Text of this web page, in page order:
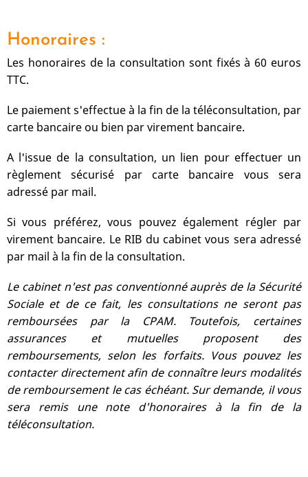
Honoraires :
Les honoraires de la consultation sont fixés à 60 euros
TTC.
Le paiement s'effectue à la fin de la téléconsultation, par
carte bancaire ou bien par virement bancaire.
A l'issue de la consultation, un lien pour effectuer un
règlement sécurisé par carte bancaire vous sera
adressé par mail.
Si vous préférez, vous pouvez également régler par
virement bancaire. Le RIB du cabinet vous sera adressé
par mail à la fin de la consultation.
Le cabinet n'est pas conventionné auprès de la Sécurité
Sociale et de ce fait, les consultations ne seront pas
remboursées par la CPAM. Toutefois, certaines
assurances et mutuelles proposent des
remboursements, selon les forfaits. Vous pouvez les
contacter directement afin de connaître leurs modalités
de remboursement le cas échéant. Sur demande, il vous
sera remis une note d'honoraires à la fin de la
téléconsultation.